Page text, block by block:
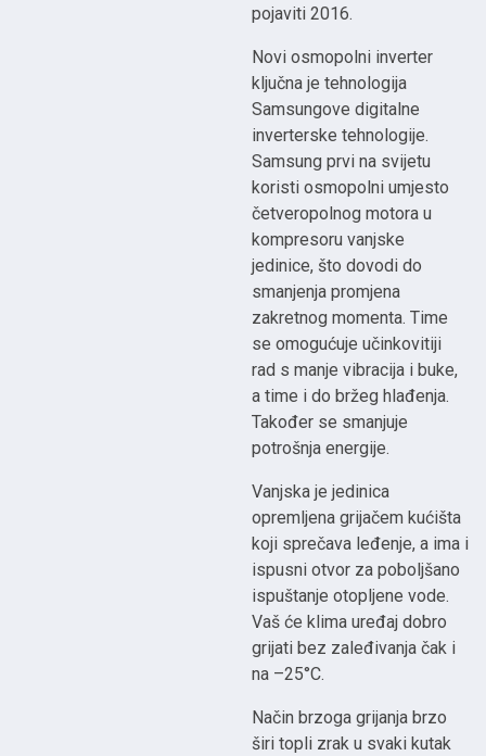
pojaviti 2016.
Novi osmopolni inverter
ključna je tehnologija
Samsungove digitalne
inverterske tehnologije.
Samsung prvi na svijetu
koristi osmopolni umjesto
četveropolnog motora u
kompresoru vanjske
jedinice, što dovodi do
smanjenja promjena
zakretnog momenta. Time
se omogućuje učinkovitiji
rad s manje vibracija i buke,
a time i do bržeg hlađenja.
Također se smanjuje
potrošnja energije.
Vanjska je jedinica
opremljena grijačem kućišta
koji sprečava leđenje, a ima i
ispusni otvor za poboljšano
ispuštanje otopljene vode.
Vaš će klima uređaj dobro
grijati bez zaleđivanja čak i
na –25°C.
Način brzoga grijanja brzo
širi topli zrak u svaki kutak